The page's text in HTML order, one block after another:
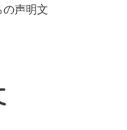
の声明文